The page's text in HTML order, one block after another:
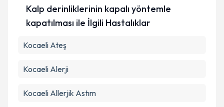
Kalp derinliklerinin kapalı yöntemle
kapatılması ile İlgili Hastalıklar
Kocaeli Ateş
Kocaeli Alerji
Kocaeli Allerjik Astım